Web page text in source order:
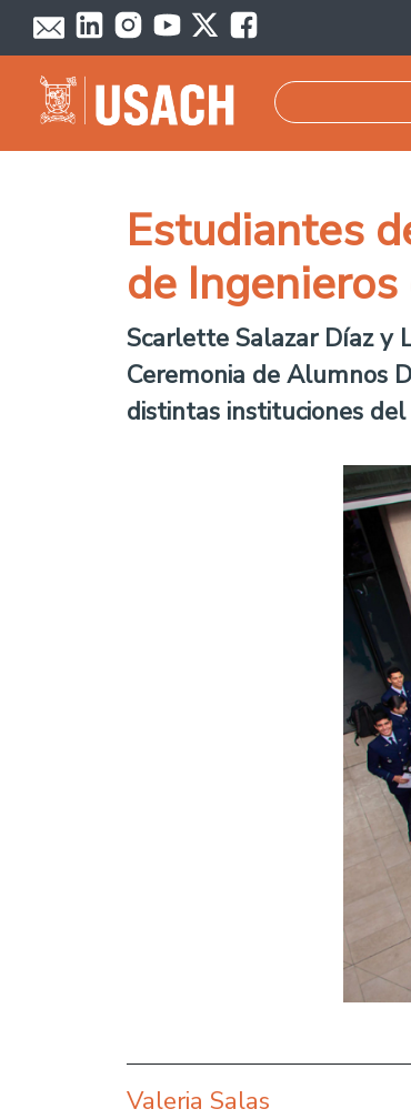
Skip to main content
Estudiantes
de
Scarlette Salazar Díaz y
Ceremonia de Alumnos
distintas instituciones
Valeria Salas